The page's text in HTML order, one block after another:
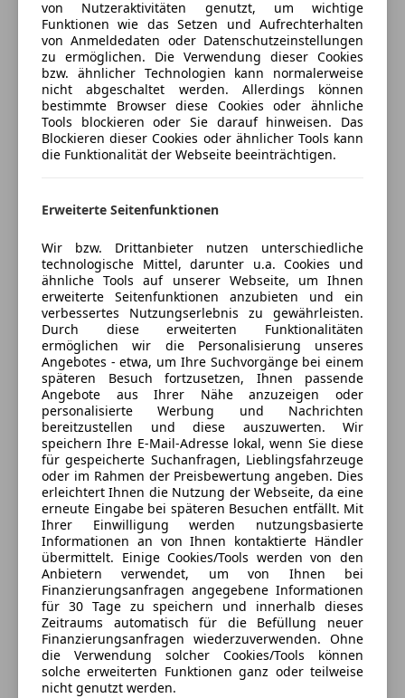
ESP
Fahrerairbag
Isofix
Kopfairbag
LED-Scheinwerfer
Notbremsassistent
Notrufsystem
Reifendruckkontrollsystem
Servolenkung
Tagfahrlicht
Totwinkel-Assistent
Traktionskontrolle
Wegfahrsperre
Zentralverriegelung
Extras
Alufelgen
Dachreling
Sprachsteuerung
Touchscreen
500,- Eintauschbonus optional bei Eintausch eines
Fahrzeug noch möglich.
~~~~~~~~~~~~~~~~~~~~~~~~~~~~~~~~~~~~~~~~~~~
Auch in anderen Farben und Ausstattungen
verfügbar.
~~~~~~~~~~~~~~~~~~~~~~~~~~~~~~~~~~~~~~~~~~~
All Inkl. Paket (optional) Preis auf Anfrage
~~~~~~~~~~~~~~~~~~~~~~~~~~~~~~~~~~~~~~~~~~~
Vöcklabruck:
07672/72355-33
f.schneider@ford4you-store.at
Niklas Kölbl
07672/72355-31
n.koelbl@ford4you-store.at
Für einen Besichtigungstermin oder eine Probefahrt
bin ich gerne zu unseren Öffnungszeiten für Sie
erreichbar.
Ich erstelle Ihnen auch gerne ein attraktives
Finanzierungs- und Versicherungsangebot.
Alle Angaben ohne Gewähr, vorbehaltlich
Eingabefehler.
Sonderausstattungen:
*Metallic-Lackierung
Serienausstattungen:
Auto einfach online versichern & Rabatt holen
Jetzt berechnen
Verkäufer Händler
4you Store GmbH
Verkauf
Geschlossen
Öffnet um 9:00
Ida Pfeiffer Straße 8,
4840 Vöcklabruck, AT
Kontakt
Alle Fahrzeuge des Anbieters
Anbieter kontaktieren
Deine Nachricht
von Nutzeraktivitäten genutzt, um wichtige
Funktionen wie das Setzen und Aufrechterhalten
von Anmeldedaten oder Datenschutzeinstellungen
zu ermöglichen. Die Verwendung dieser Cookies
bzw. ähnlicher Technologien kann normalerweise
nicht abgeschaltet werden. Allerdings können
bestimmte Browser diese Cookies oder ähnliche
Tools blockieren oder Sie darauf hinweisen. Das
Blockieren dieser Cookies oder ähnlicher Tools kann
die Funktionalität der Webseite beeinträchtigen.
Erweiterte Seitenfunktionen
Wir bzw. Drittanbieter nutzen unterschiedliche
technologische Mittel, darunter u.a. Cookies und
ähnliche Tools auf unserer Webseite, um Ihnen
erweiterte Seitenfunktionen anzubieten und ein
verbessertes Nutzungserlebnis zu gewährleisten.
Durch diese erweiterten Funktionalitäten
ermöglichen wir die Personalisierung unseres
Angebotes - etwa, um Ihre Suchvorgänge bei einem
späteren Besuch fortzusetzen, Ihnen passende
Angebote aus Ihrer Nähe anzuzeigen oder
personalisierte Werbung und Nachrichten
bereitzustellen und diese auszuwerten. Wir
speichern Ihre E-Mail-Adresse lokal, wenn Sie diese
für gespeicherte Suchanfragen, Lieblingsfahrzeuge
oder im Rahmen der Preisbewertung angeben. Dies
erleichtert Ihnen die Nutzung der Webseite, da eine
erneute Eingabe bei späteren Besuchen entfällt. Mit
Ihrer Einwilligung werden nutzungsbasierte
Informationen an von Ihnen kontaktierte Händler
übermittelt. Einige Cookies/Tools werden von den
Anbietern verwendet, um von Ihnen bei
Finanzierungsanfragen angegebene Informationen
für 30 Tage zu speichern und innerhalb dieses
Zeitraums automatisch für die Befüllung neuer
Finanzierungsanfragen wiederzuverwenden. Ohne
die Verwendung solcher Cookies/Tools können
solche erweiterten Funktionen ganz oder teilweise
nicht genutzt werden.